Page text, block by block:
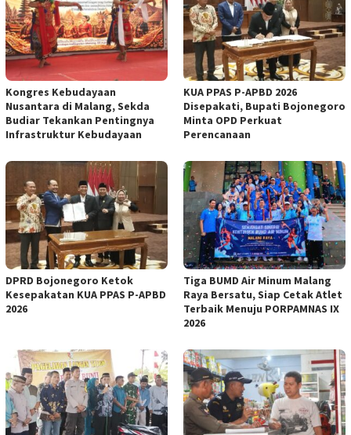
Kongres Kebudayaan
Nusantara di Malang, Sekda
Budiar Tekankan Pentingnya
Infrastruktur Kebudayaan
KUA PPAS P-APBD 2026
Disepakati, Bupati Bojonegoro
Minta OPD Perkuat
Perencanaan
DPRD Bojonegoro Ketok
Kesepakatan KUA PPAS P-APBD
2026
Tiga BUMD Air Minum Malang
Raya Bersatu, Siap Cetak Atlet
Terbaik Menuju PORPAMNAS IX
2026